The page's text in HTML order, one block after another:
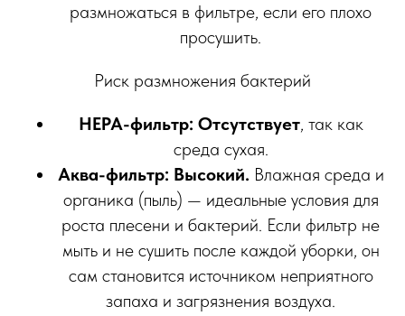
размножаться в фильтре, если его плохо
просушить.
Риск размножения бактерий
HEPA-фильтр: Отсутствует, так как
среда сухая.
Аква-фильтр: Высокий. Влажная среда и
органика (пыль) — идеальные условия для
роста плесени и бактерий. Если фильтр не
мыть и не сушить после каждой уборки, он
сам становится источником неприятного
запаха и загрязнения воздуха.